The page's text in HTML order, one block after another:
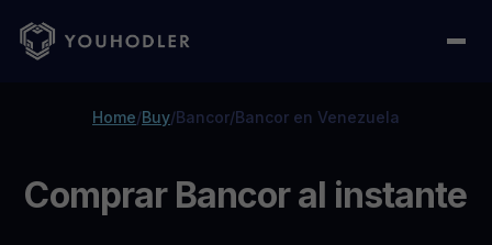
Home/Buy/Bancor/Bancor en Venezuela
Comprar Bancor al instante